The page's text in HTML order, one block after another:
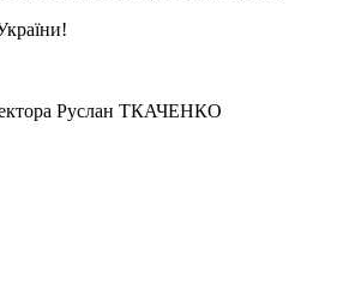
Руслан ТКАЧЕНКО